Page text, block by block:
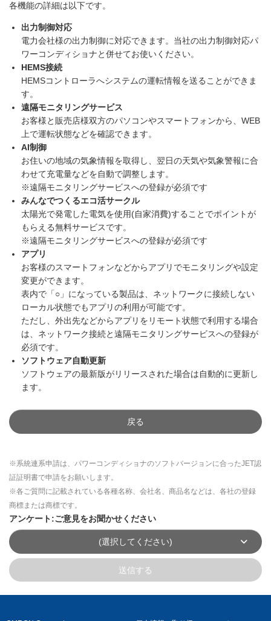
各機能の詳細は以下です。
出力制御対応
電力会社様の出力制御に対応できます。当社の出力制御対応パ
ワーコンディショナと併せてお使いください。
HEMS接続
HEMSコントローラへシステムの運転情報を送ることができま
す。
遠隔モニタリングサービス
お客様と販売店様双方のパソコンやスマートフォンから、WEB
上で運転状態などを確認できます。
AI制御
お住いの地域の気象情報を取得し、翌日の天気や気象警報に合
わせて充電量などを自動で調整します。
※遠隔モニタリングサービスへの登録が必須です
みんなでつくるエコ活サークル
太陽光で発電した電気を使用(自家消費)することでポイントが
もらえる無料サービスです。
※遠隔モニタリングサービスへの登録が必須です
アプリ
お客様のスマートフォンなどからアプリでモニタリングや設定
変更ができます。
表内で「○」になっている製品は、ネットワークに接続しない
ローカル状態でもアプリの利用が可能です。
ただし、外出先などからアプリをリモート状態で利用する場合
は、ネットワーク接続と遠隔モニタリングサービスへの登録が
必須です。
ソフトウェア自動更新
ソフトウェアの最新版がリリースされた場合は自動的に更新し
ます。
戻る
※系統連系申請は、パワーコンディショナのソフトバージョンに合ったJET認
証証明書で申請をお願いします。
※各ご質問に記載されている各種名称、会社名、商品名などは、各社の登録
商標または商標です。
アンケート:ご意見をお聞かせください
(選択してください)
送信する